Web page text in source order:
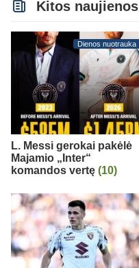
Kitos naujienos
Dienos nuotrauka
L. Messi gerokai pakėlė
Majamio „Inter“
komandos vertę (10)